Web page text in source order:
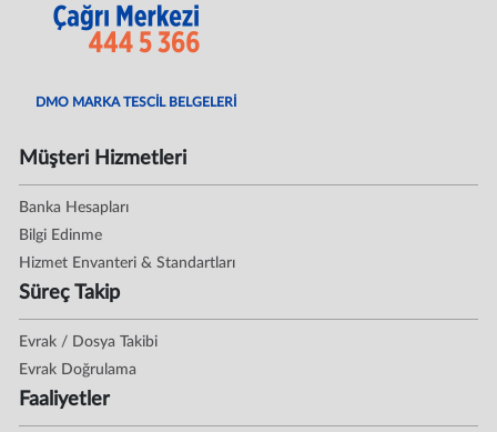
DMO MARKA TESCİL BELGELERİ
Müşteri Hizmetleri
Banka Hesapları
Bilgi Edinme
Hizmet Envanteri & Standartları
Süreç Takip
Evrak / Dosya Takibi
Evrak Doğrulama
Faaliyetler